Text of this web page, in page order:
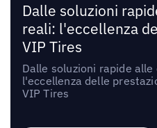
Dalle soluzioni
reali: l'eccellenza
VIP Tires
Dalle soluzioni rapide
l'eccellenza delle
VIP Tires